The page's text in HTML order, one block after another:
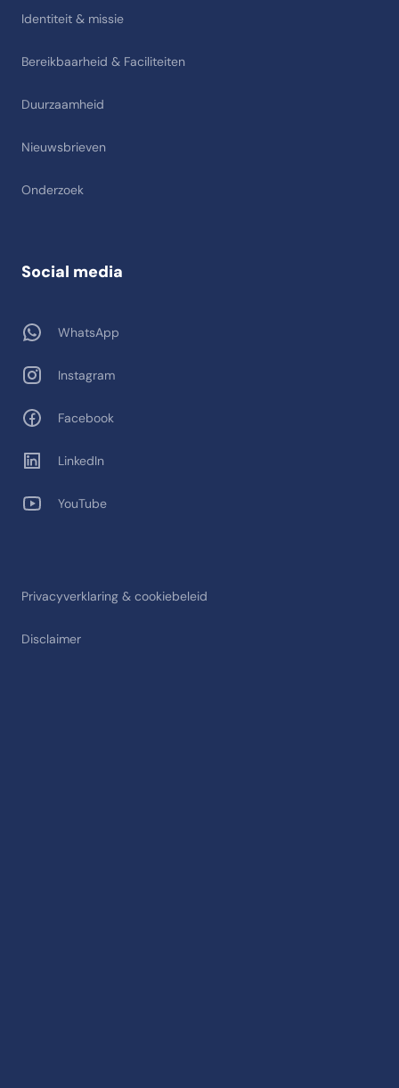
Identiteit & missie
Bereikbaarheid & Faciliteiten
Duurzaamheid
Nieuwsbrieven
Onderzoek
Privacyverklaring & cookiebeleid
Disclaimer
Social media
WhatsApp
Instagram
Facebook
LinkedIn
YouTube